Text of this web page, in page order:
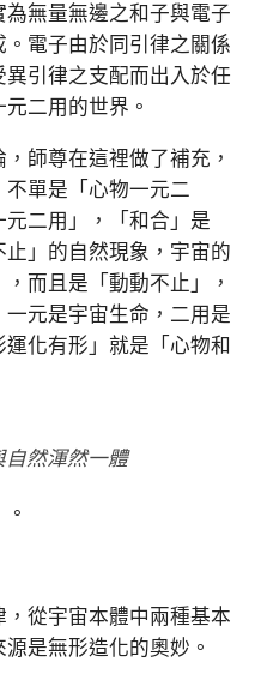
無量無邊之和子與電子
電子由於同引律之關係
引律之支配而出入於任
二用的世界。
師尊在這裡做了補充，
單是「心物一元二
二用」，「和合」是
止」的自然現象，宇宙的
而且是「動動不止」，
元是宇宙生命，二用是
化有形」就是「心物和
然渾然一體
從宇宙本體中兩種基本
是無形造化的奧妙。